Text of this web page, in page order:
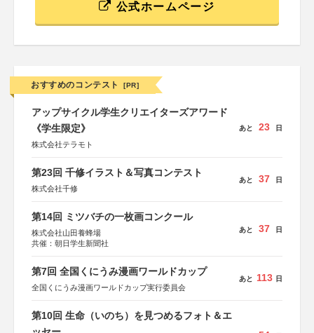
公式ホームページ
おすすめのコンテスト [PR]
アップサイクル学生クリエイターズアワード
《学生限定》
株式会社テラモト
あと 23 日
第23回 千修イラスト＆写真コンテスト
株式会社千修
あと 37 日
第14回 ミツバチの一枚画コンクール
株式会社山田養蜂場
共催：朝日学生新聞社
あと 37 日
第7回 全国くにうみ漫画ワールドカップ
全国くにうみ漫画ワールドカップ実行委員会
あと 113 日
第10回 生命（いのち）を見つめるフォト＆エ